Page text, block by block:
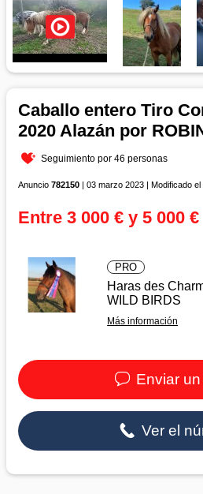
Caballo entero Tiro
2020 Alazán por
Seguimiento por 46 personas
Anuncio 782150 | 03 marzo 2023 | Modificado
Entre 3 000 € y 5 000 €
PRO
Haras des
WILD BIRDS
Más información
Enviar
Ver el